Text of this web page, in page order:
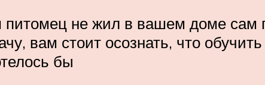
не жил в вашем доме сам
вам стоит осознать, что
бы